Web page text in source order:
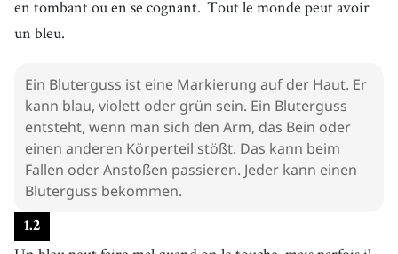
en tombant ou en se cognant. Tout le monde peut avoir
un bleu.
Ein Bluterguss ist eine Markierung auf der Haut. Er
kann blau, violett oder grün sein. Ein Bluterguss
entsteht, wenn man sich den Arm, das Bein oder
einen anderen Körperteil stößt. Das kann beim
Fallen oder Anstoßen passieren. Jeder kann einen
Bluterguss bekommen.
1.2